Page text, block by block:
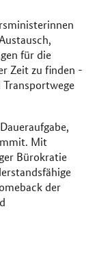
für die
Zeit zu finden -
Mit
Bürokratie
der